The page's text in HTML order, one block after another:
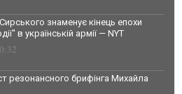
знаменує кінець епохи
в українській армії — NYT
резонансного брифінга Михайла